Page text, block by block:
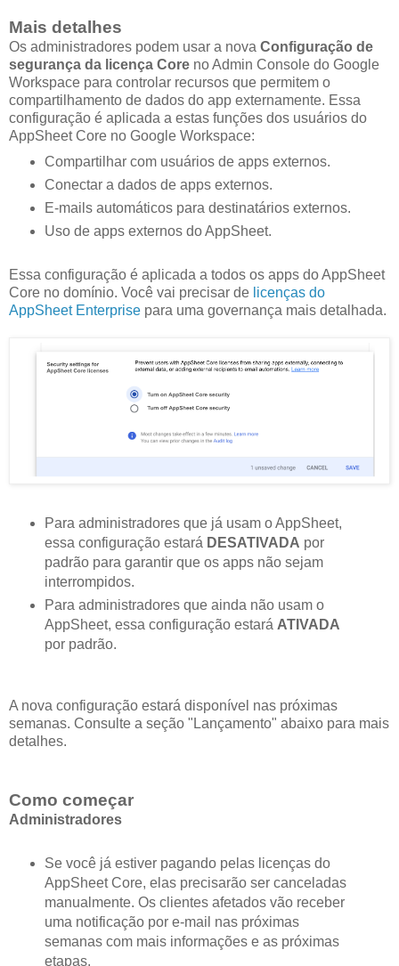
Mais detalhes
Os administradores podem usar a nova Configuração de
segurança da licença Core no Admin Console do Google
Workspace para controlar recursos que permitem o
compartilhamento de dados do app externamente. Essa
configuração é aplicada a estas funções dos usuários do
AppSheet Core no Google Workspace:
Compartilhar com usuários de apps externos.
Conectar a dados de apps externos.
E-mails automáticos para destinatários externos.
Uso de apps externos do AppSheet.
Essa configuração é aplicada a todos os apps do AppSheet
Core no domínio. Você vai precisar de licenças do
AppSheet Enterprise para uma governança mais detalhada.
Para administradores que já usam o AppSheet,
essa configuração estará DESATIVADA por
padrão para garantir que os apps não sejam
interrompidos.
Para administradores que ainda não usam o
AppSheet, essa configuração estará ATIVADA
por padrão.
A nova configuração estará disponível nas próximas
semanas. Consulte a seção "Lançamento" abaixo para mais
detalhes.
Como começar
Administradores
Se você já estiver pagando pelas licenças do
AppSheet Core, elas precisarão ser canceladas
manualmente. Os clientes afetados vão receber
uma notificação por e-mail nas próximas
semanas com mais informações e as próximas
etapas.